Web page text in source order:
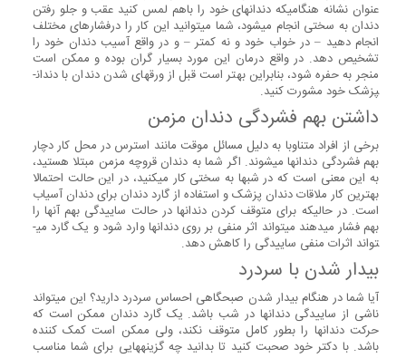
عنوان نشانه هنگامی­که دندانهای خود را باهم لمس کنید عقب و جلو رفتن
دندان به سختی انجام می­شود، شما می­توانید این کار را درفشارهای مختلف
انجام دهید – در خواب خود و نه کمتر – و در واقع آسیب دندان خود را
تشخیص دهد. در واقع درمان این مورد بسیار گران بوده و ممکن است
منجر به حفره شود، بنابراین بهتر است قبل از ورقه­ای شدن دندان با دندان­
پزشک خود مشورت کنید.
داشتن بهم فشردگی دندان مزمن
برخی از افراد متناوبا به دلیل مسائل موقت مانند استرس در محل کار دچار
بهم فشردگی دندانها می­شوند. اگر شما به دندان قروچه مزمن مبتلا هستید،
به این معنی است که در شبها به سختی کار می­کنید، در این حالت احتمالا
بهترین کار ملاقات دندان پزشک و استفاده از گارد دندان برای دندان آسیاب
است. در حالیکه برای متوقف کردن دندانها در حالت ساییدگی بهم آنها را
بهم فشار می­دهند می­تواند اثر منفی بر روی دندانها وارد شود و یک گارد می­
تواند اثرات منفی ساییدگی را کاهش دهد.
بیدار شدن با سردرد
آیا شما در هنگام بیدار شدن صبحگاهی احساس سردرد دارید؟ این می­تواند
ناشی از ساییدگی دندانها در شب باشد. یک گارد دندان ممکن است که
حرکت دندانها را بطور کامل متوقف نکند، ولی ممکن است کمک کننده
باشد. با دکتر خود صحبت کنید تا بدانید چه گزینه­هایی برای شما مناسب